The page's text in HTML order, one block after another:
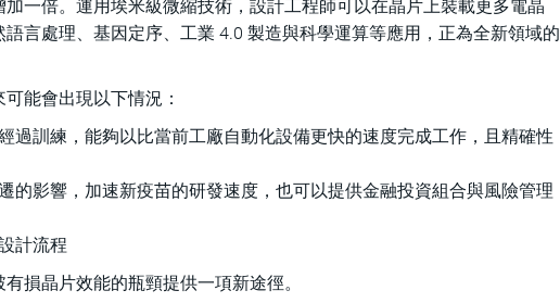
一倍。運用埃米級微縮技術，設計工程師可以在晶片上裝載更多電晶
言處理、基因定序、工業 4.0 製造與科學運算等應用，正為全新領域的
能會出現以下情況：
過訓練，能夠以比當前工廠自動化設備更快的速度完成工作，且精確性
的影響，加速新疫苗的研發速度，也可以提供金融投資組合與風險管理
計流程
損晶片效能的瓶頸提供一項新途徑。